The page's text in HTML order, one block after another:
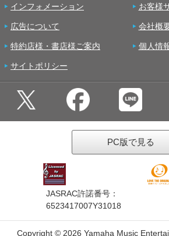
インフォメーション お客様
広告について 会社概
特約店様・書店様ご案内 個人情
サイトポリシー
PC版で見る
JASRAC許諾番号：
6523417007Y31018
Copyright © 2026 Yamaha Music